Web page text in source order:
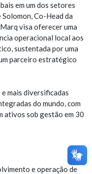
em um dos setores
Solomon, Co-Head da
visa oferecer uma
operacional local aos
sustentada por uma
parceiro estratégico
mais diversificadas
do mundo, com
ativos sob gestão em 30
e operação de